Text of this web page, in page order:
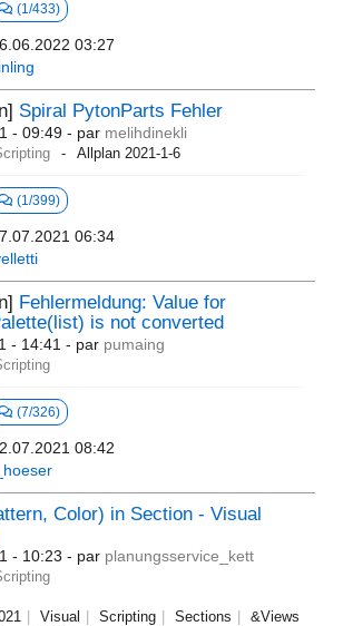
(1/433)
03:27
Spiral PytonParts Fehler
- 09:49 - par melihdinekli
Allplan 2021-1-6
(1/399)
06:34
Fehlermeldung: Value for
is not converted
- 14:41 - par pumaing
(7/326)
08:42
Color) in Section - Visual
- 10:23 - par planungsservice_kett
Visual Scripting Sections
&Views